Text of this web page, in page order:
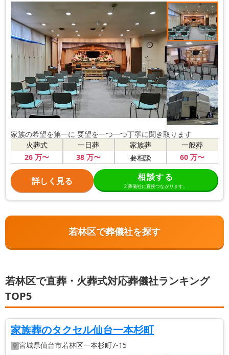
家族の希望を第一に 要望を一つ一つ丁寧に聞き取ります
火葬式
26万〜
一日葬
38 万〜
家族葬
要相談
一般葬
60 万〜
詳しく見る 相談する
※葬儀社に直接つながります。
若林区で葬儀社を探す
若林区で直葬・火葬式対応葬儀社ランキング
TOP5
家族葬のタクセル仙台一本杉町
宮城県仙台市若林区一本杉町7-15